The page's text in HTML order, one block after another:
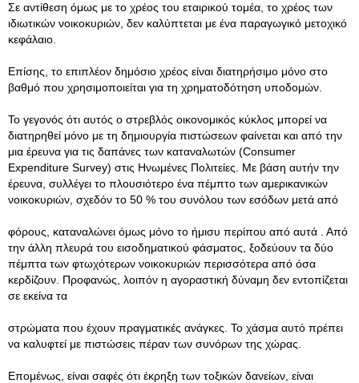
Σε αντίθεση όμως με το χρέος του εταιρικού τομέα, το χρέος των
ιδιωτικών νοικοκυριών, δεν καλύπτεται με ένα παραγωγικό μετοχικό
κεφάλαιο.
Επίσης, το επιπλέον δημόσιο χρέος είναι διατηρήσιμο μόνο στο
βαθμό που χρησιμοποιείται για τη χρηματοδότηση υποδομών.
Το γεγονός ότι αυτός ο στρεβλός οικονομικός κύκλος μπορεί να
διατηρηθεί μόνο με τη δημιουργία πιστώσεων φαίνεται και από την
μια έρευνα για τις δαπάνες των καταναλωτών (Consumer
Expenditure Survey) στις Ηνωμένες Πολιτείες. Με βάση αυτήν την
έρευνα, συλλέγει το πλουσιότερο ένα πέμπτο των αμερικανικών
νοικοκυριών, σχεδόν το 50 % του συνόλου των εσόδων μετά από
φόρους, καταναλώνει όμως μόνο το ήμισυ περίπου από αυτά . Από
την άλλη πλευρά του εισοδηματικού φάσματος, ξοδεύουν τα δύο
πέμπτα των φτωχότερων νοικοκυριών περισσότερα από όσα
κερδίζουν. Προφανώς, λοιπόν η αγοραστική δύναμη δεν εντοπίζεται
σε εκείνα τα
στρώματα που έχουν πραγματικές ανάγκες. Το χάσμα αυτό πρέπει
να καλυφτεί με πιστώσεις πέραν των συνόρων της χώρας.
Επομένως, είναι σαφές ότι έκρηξη των τοξικών δανείων, είναι